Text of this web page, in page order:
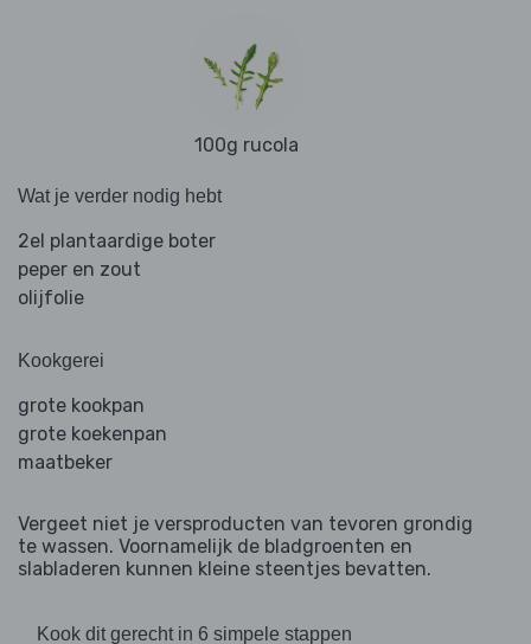
100g rucola
Wat je verder nodig hebt
2el plantaardige boter
peper en zout
olijfolie
Kookgerei
grote kookpan
grote koekenpan
maatbeker
Vergeet niet je versproducten van tevoren grondig
te wassen. Voornamelijk de bladgroenten en
slabladeren kunnen kleine steentjes bevatten.
Kook dit gerecht in 6 simpele stappen